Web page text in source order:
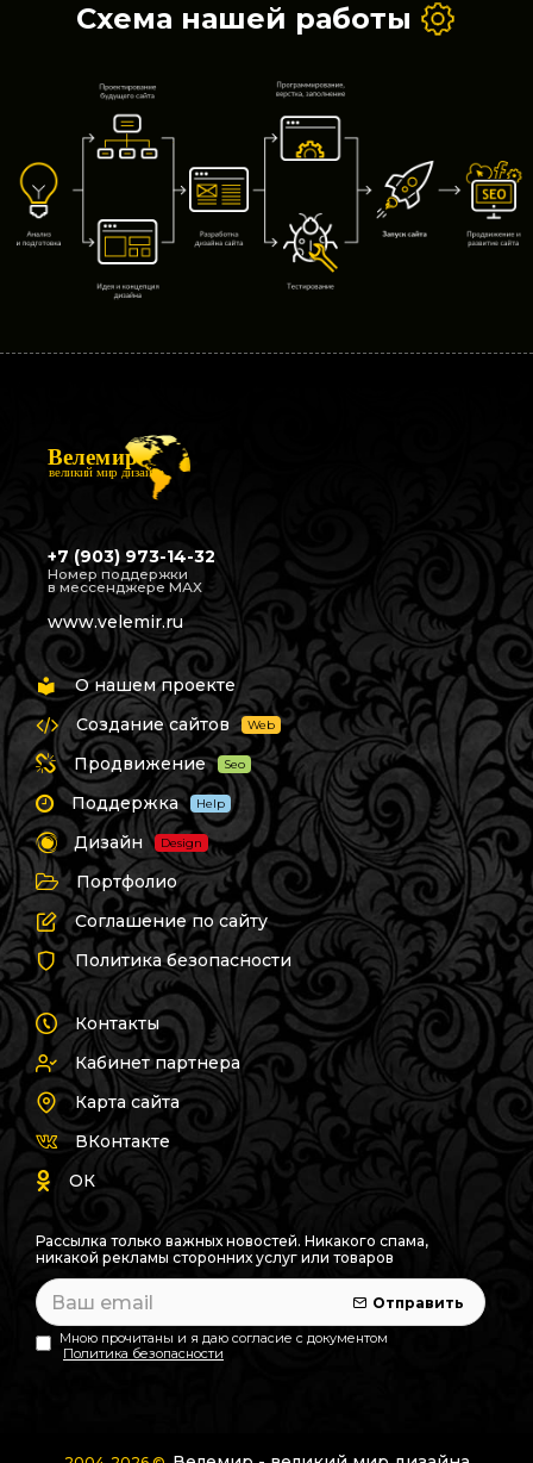
Схема нашей работы
Велемир
великий мир дизайна
+7 (903) 973-14-32
Номер поддержки
в мессенджере МАХ
www.velemir.ru
О нашем проекте
Создание сайтов
Web
Продвижение Seo
Поддержка Help
Дизайн Design
Портфолио
Соглашение по сайту
Политика безопасности
Контакты
Кабинет партнера
Карта сайта
ВКонтакте
ОК
Рассылка только важных новостей. Никакого спама,
никакой рекламы сторонних услуг или товаров
Отправить
Мною прочитаны и я даю согласие с документом
Политика безопасности